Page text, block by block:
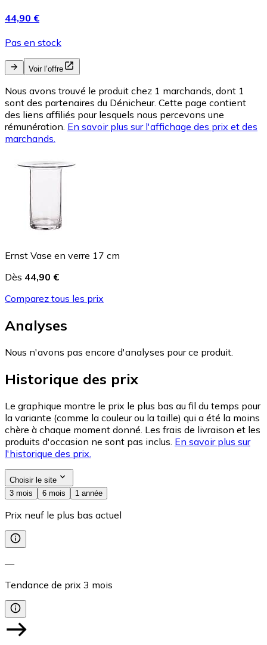
44,90 €
Pas en stock
Voir l’offre
Nous avons trouvé le produit chez 1 marchands, dont 1
sont des partenaires du Dénicheur. Cette page contient
des liens affiliés pour lesquels nous percevons une
rémunération. En savoir plus sur l'affichage des prix et des
marchands.
Ernst Vase en verre 17 cm
Dès 44,90 €
Comparez tous les prix
Analyses
Nous n'avons pas encore d'analyses pour ce produit.
Historique des prix
Le graphique montre le prix le plus bas au fil du temps pour
la variante (comme la couleur ou la taille) qui a été la moins
chère à chaque moment donné. Les frais de livraison et les
produits d'occasion ne sont pas inclus. En savoir plus sur
l'historique des prix.
Choisir le site
3 mois
6 mois 1 année
Prix neuf le plus bas actuel
—
Tendance de prix 3 mois